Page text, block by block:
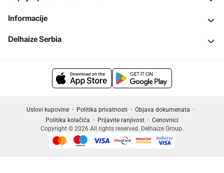
Informacije
Delhaize Serbia
Uslovi kupovine Politika privatnosti
Objava dokumenata
Politika kolačića
Prijavite ranjivost
Cenovnici
Copyright © 2026 All rights reserved. Delhaize Group.